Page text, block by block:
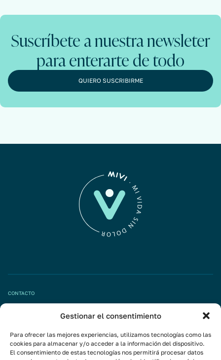
Gestionar el consentimiento
Para ofrecer las mejores experiencias, utilizamos tecnologías como las
cookies para almacenar y/o acceder a la información del dispositivo.
El consentimiento de estas tecnologías nos permitirá procesar datos
Suscríbete a nuestra newsleter
para enterarte de todo
QUIERO SUSCRIBIRME
CONTACTO
Pide tu cita
info@mivisalud.com